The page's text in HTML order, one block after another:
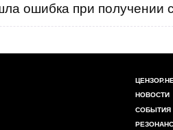
ошибка при получении
НОВОСТИ
СОБЫТИЯ
РЕЗОНАНС